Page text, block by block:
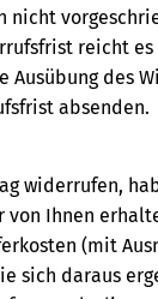
nicht
reicht es
des
absenden.
widerrufen,
von Ihnen
(mit
sich daraus